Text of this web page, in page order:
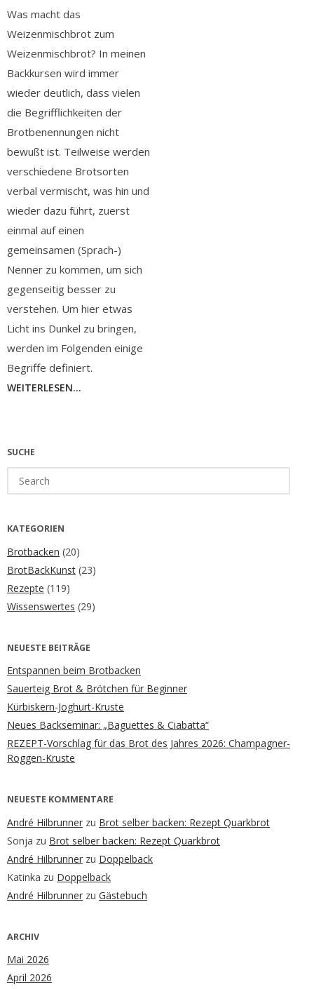
Was macht das
Weizenmischbrot zum
Weizenmischbrot? In meinen
Backkursen wird immer
wieder deutlich, dass vielen
die Begrifflichkeiten der
Brotbenennungen nicht
bewußt ist. Teilweise werden
verschiedene Brotsorten
verbal vermischt, was hin und
wieder dazu führt, zuerst
einmal auf einen
gemeinsamen (Sprach-)
Nenner zu kommen, um sich
gegenseitig besser zu
verstehen. Um hier etwas
Licht ins Dunkel zu bringen,
werden im Folgenden einige
Begriffe definiert.
WEITERLESEN...
SUCHE
for:
KATEGORIEN
Brotbacken (20)
BrotBackKunst (23)
Rezepte (119)
Wissenswertes (29)
NEUESTE BEITRÄGE
Entspannen beim Brotbacken
Sauerteig Brot & Brötchen für Beginner
Kürbiskern-Joghurt-Kruste
Neues Backseminar: „Baguettes & Ciabatta“
REZEPT-Vorschlag für das Brot des Jahres 2026: Champagner-
Roggen-Kruste
NEUESTE KOMMENTARE
André Hilbrunner zu Brot selber backen: Rezept Quarkbrot
Sonja zu Brot selber backen: Rezept Quarkbrot
André Hilbrunner zu Doppelback
Katinka zu Doppelback
André Hilbrunner zu Gästebuch
ARCHIV
Mai 2026
April 2026